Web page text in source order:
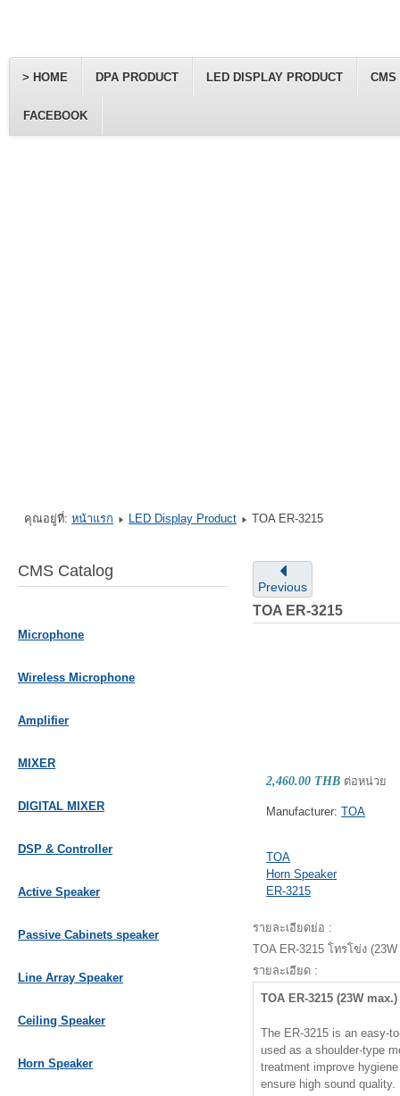
> HOME DPA PRODUCT LED DISPLAY PRODUCT CMS
FACEBOOK
คุณอยู่ที่: หน้าแรก LED Display Product TOA ER-3215
CMS Catalog
Microphone
Wireless Microphone
Amplifier
MIXER
DIGITAL MIXER
DSP & Controller
Active Speaker
Passive Cabinets speaker
Line Array Speaker
Ceiling Speaker
Horn Speaker
Previous
TOA ER-3215
2,460.00 THB ต่อหน่วย
Manufacturer:TOA
TOA
Horn Speaker
ER-3215
รายละเอียดย่อ :
TOA ER-3215 โทรโข่ง
รายละเอียด :
TOA ER-3215 (23W
The ER-3215 is an easy-
used as a shoulder-type
treatment improve
ensure high sound quality.